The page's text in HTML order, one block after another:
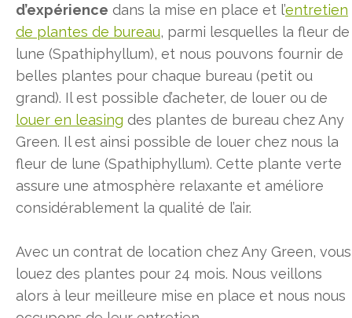
d’expérience dans la mise en place et l’entretien
de plantes de bureau, parmi lesquelles la fleur de
lune (Spathiphyllum), et nous pouvons fournir de
belles plantes pour chaque bureau (petit ou
grand). Il est possible d’acheter, de louer ou de
louer en leasing des plantes de bureau chez Any
Green. Il est ainsi possible de louer chez nous la
fleur de lune (Spathiphyllum). Cette plante verte
assure une atmosphère relaxante et améliore
considérablement la qualité de l’air.
Avec un contrat de location chez Any Green, vous
louez des plantes pour 24 mois. Nous veillons
alors à leur meilleure mise en place et nous nous